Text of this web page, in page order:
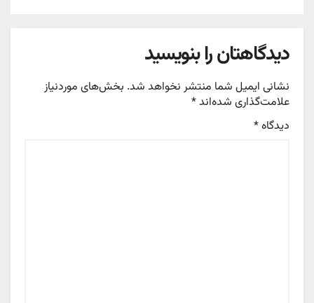
دیدگاهتان را بنویسید
نشانی ایمیل شما منتشر نخواهد شد. بخش‌های موردنیاز
علامت‌گذاری شده‌اند*
دیدگاه*